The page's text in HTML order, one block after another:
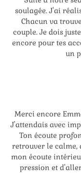
soulagée. J'ai
Chacun va
couple. Je dois
encore pour tes
un
Merci encore
J'attendais avec
Ton écoute
retrouver le calme,
mon écoute
pression et